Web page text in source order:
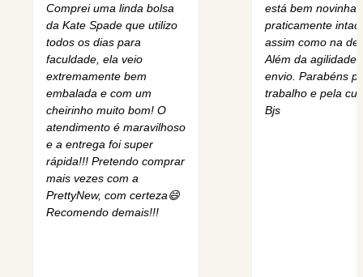
Comprei uma linda bolsa
da Kate Spade que utilizo
todos os dias para
faculdade, ela veio
extremamente bem
embalada e com um
cheirinho muito bom! O
atendimento é maravilhoso
e a entrega foi super
rápida!!! Pretendo comprar
mais vezes com a
PrettyNew, com certeza😄
Recomendo demais!!!
está bem novinha,
praticamente
assim como na
Além da agilidade
envio. Parabéns
trabalho e pela
Bjs